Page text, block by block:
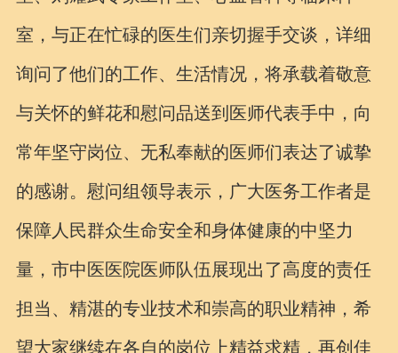
室，与正在忙碌的医生们亲切握手交谈，详细
询问了他们的工作、生活情况，将承载着敬意
与关怀的鲜花和慰问品送到医师代表手中，向
常年坚守岗位、无私奉献的医师们表达了诚挚
的感谢。慰问组领导表示，广大医务工作者是
保障人民群众生命安全和身体健康的中坚力
量，市中医医院医师队伍展现出了高度的责任
担当、精湛的专业技术和崇高的职业精神，希
望大家继续在各自的岗位上精益求精，再创佳